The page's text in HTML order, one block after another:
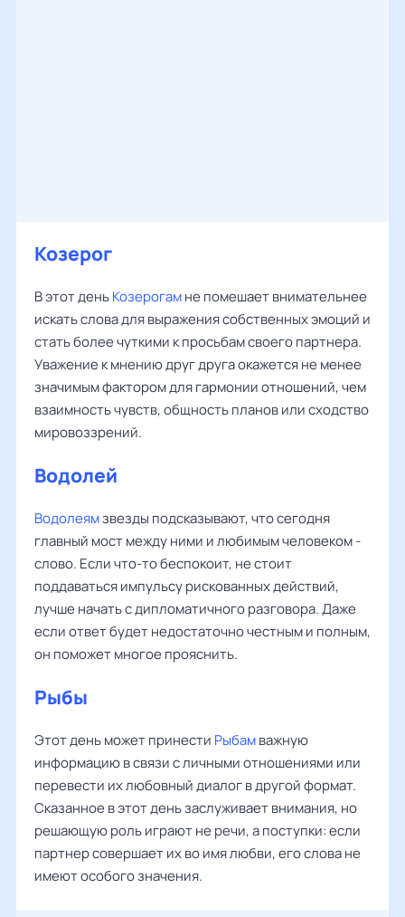
Козерог
В этот деньКозерогамне помешает внимательнее
искать слова для выражения собственных эмоций и
стать более чуткими к просьбам своего партнера.
Уважение к мнению друг друга окажется не менее
значимым фактором для гармонии отношений, чем
взаимность чувств, общность планов или сходство
мировоззрений.
Водолей
Водолеямзвезды подсказывают, что сегодня
главный мост между ними и любимым человеком -
слово. Если что-то беспокоит, не стоит
поддаваться импульсу рискованных действий,
лучше начать с дипломатичного разговора. Даже
если ответ будет недостаточно честным и полным,
он поможет многое прояснить.
Рыбы
Этот день может принести Рыбамважную
информацию в связи с личными отношениями или
перевести их любовный диалог в другой формат.
Сказанное в этот день заслуживает внимания, но
решающую роль играют не речи, а поступки: если
партнер совершает их во имя любви, его слова не
имеют особого значения.